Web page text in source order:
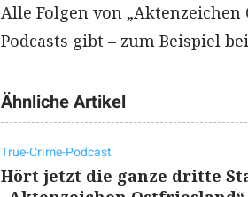
Alle Folgen von
Podcasts gibt – zum Beispiel bei
Ähnliche Artikel
True-Crime-Podcast
Hört jetzt die ganze dritte